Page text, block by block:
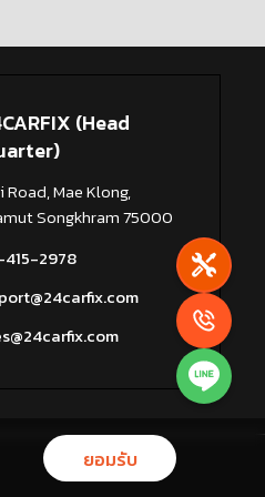
(Head
Road, Mae Klong,
Songkhram 75000
415-2978
ยอมรับ